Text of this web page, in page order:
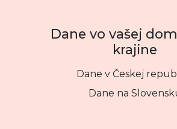
Dane vo vašej
krajine
Dane v Českej
Dane na